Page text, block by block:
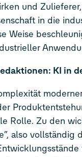
und
in die
Weise
KI in
Rolle. Zu den
also